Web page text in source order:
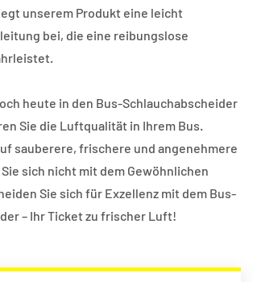
unserem Produkt eine leicht
bei, die eine reibungslose
heute in den Bus-Schlauchabscheider
Sie die Luftqualität in Ihrem Bus.
sauberere, frischere und angenehmere
sich nicht mit dem Gewöhnlichen
Sie sich für Exzellenz mit dem Bus-
– Ihr Ticket zu frischer Luft!